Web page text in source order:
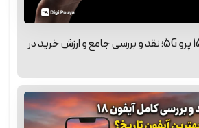
شیائومی ردمی نوت 15 پرو 5G؛ نقد و بررسی جامع و ارزش خرید در